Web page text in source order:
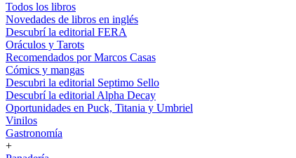
Todos los libros
Novedades de libros en inglés
Descubrí la editorial FERA
Oráculos y Tarots
Recomendados por Marcos Casas
Cómics y mangas
Descubri la editorial Septimo Sello
Descubrí la editorial Alpha Decay
Oportunidades en Puck, Titania y Umbriel
Vinilos
Gastronomía
+